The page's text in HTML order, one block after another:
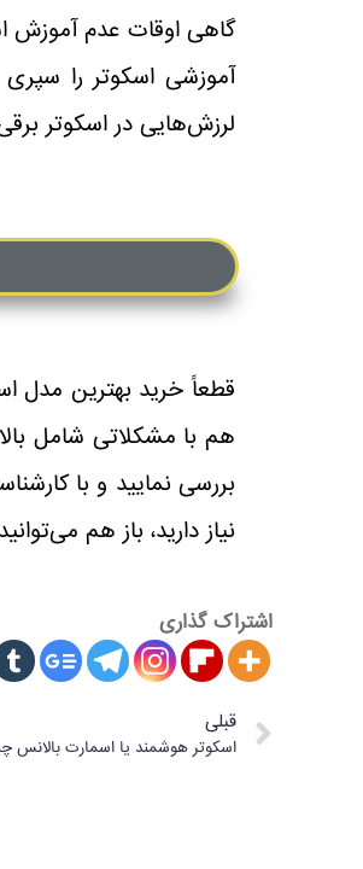
گاهی اوقات عدم آموزش
آموزشی اسکوتر را
لرزش‌هایی در اسکوتر
قطعاً خرید بهترین مدل
هم با مشکلاتی شامل
بررسی نمایید و با
نیاز دارید، باز هم
اشتراک گذاری
قبلی
اسکوتر هوشمند یا اسمارت بالانس